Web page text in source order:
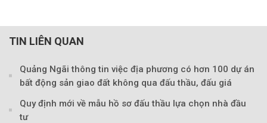
TIN LIÊN QUAN
Quảng Ngãi thông tin việc địa phương có hơn 100 dự án
bất động sản giao đất không qua đấu thầu, đấu giá
Quy định mới về mẫu hồ sơ đấu thầu lựa chọn nhà đầu
tư